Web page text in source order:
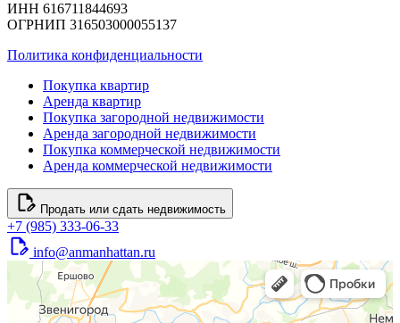
ИНН 616711844693
ОГРНИП 316503000055137
Политика конфиденциальности
Покупка квартир
Аренда квартир
Покупка загородной недвижимости
Аренда загородной недвижимости
Покупка коммерческой недвижимости
Аренда коммерческой недвижимости
Продать или сдать недвижимость
+7 (985) 333-06-33
info@anmanhattan.ru